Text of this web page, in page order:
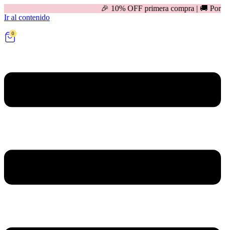
🎉 10% OFF primera compra | 🚚 Por compras
Ir al contenido
0